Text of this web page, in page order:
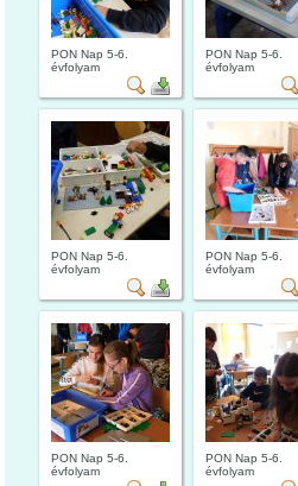
PON Nap 5-6.
évfolyam
PON Nap 5-6.
évfolyam
PON Nap 5-6.
évfolyam
PON Nap 5-6.
évfolyam
PON Nap 5-6.
évfolyam
PON Nap 5-6.
évfolyam